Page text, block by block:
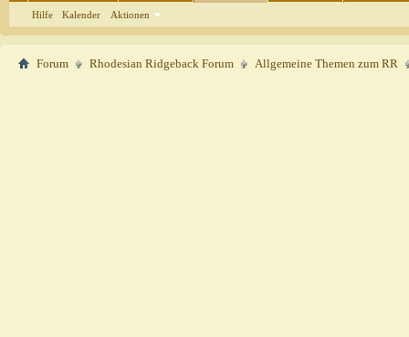
Hilfe Kalender Aktionen
Forum Rhodesian Ridgeback Forum Allgemeine Themen zum RR